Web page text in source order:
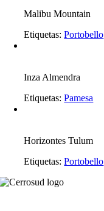
Malibu Mountain
Etiquetas:Portobello
Inza Almendra
Etiquetas:Pamesa
Horizontes Tulum
Etiquetas:Portobello